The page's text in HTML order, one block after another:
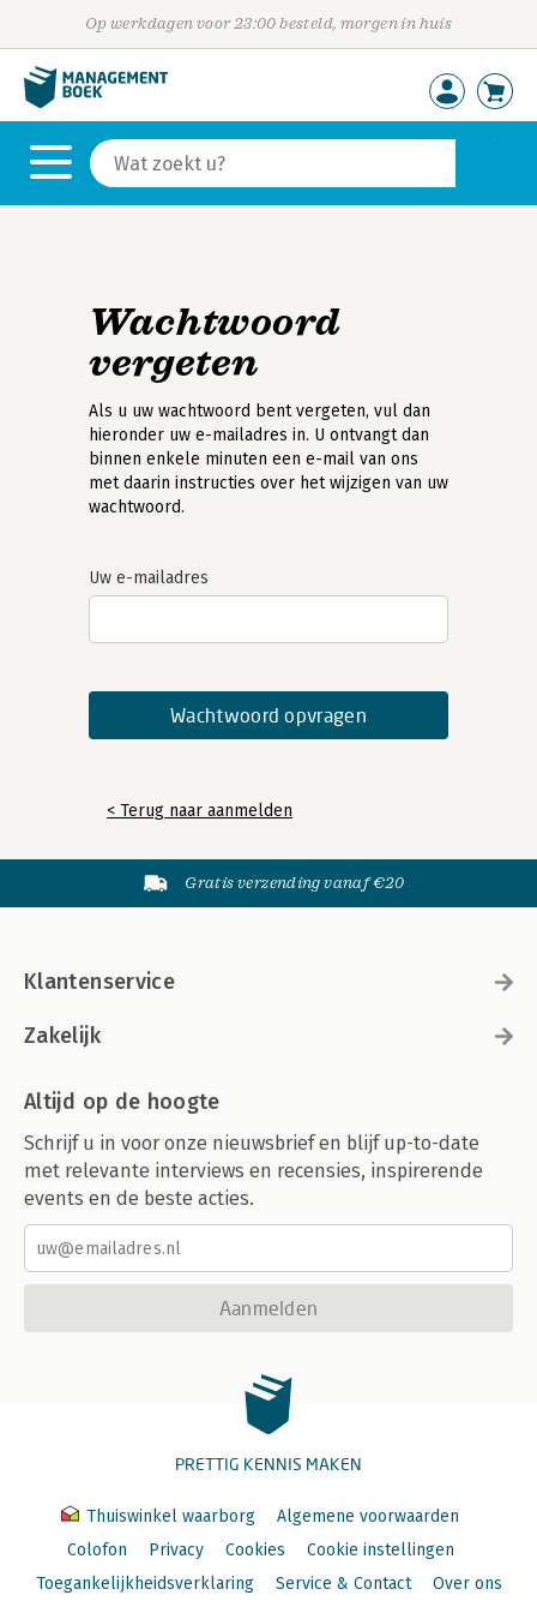
Op werkdagen voor 23:00 besteld, morgen in huis
Wachtwoord
vergeten
Als u uw wachtwoord bent vergeten, vul dan
hieronder uw e-mailadres in. U ontvangt dan
binnen enkele minuten een e-mail van ons
met daarin instructies over het wijzigen van uw
wachtwoord.
Uw e-mailadres
< Terug naar aanmelden
Gratis verzending vanaf €20
Klantenservice
Zakelijk
Altijd op de hoogte
Schrijf u in voor onze nieuwsbrief en blijf up-to-date
met relevante interviews en recensies, inspirerende
events en de beste acties.
Aanmelden
PRETTIG KENNIS MAKEN
Thuiswinkel waarborg
Algemene voorwaarden
Colofon
Privacy Cookies
Cookie instellingen
Toegankelijkheidsverklaring
Service & Contact Over ons